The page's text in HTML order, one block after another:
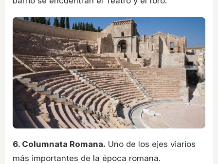
6. Columnata Romana. Uno de los ejes viarios
más importantes de la época romana.